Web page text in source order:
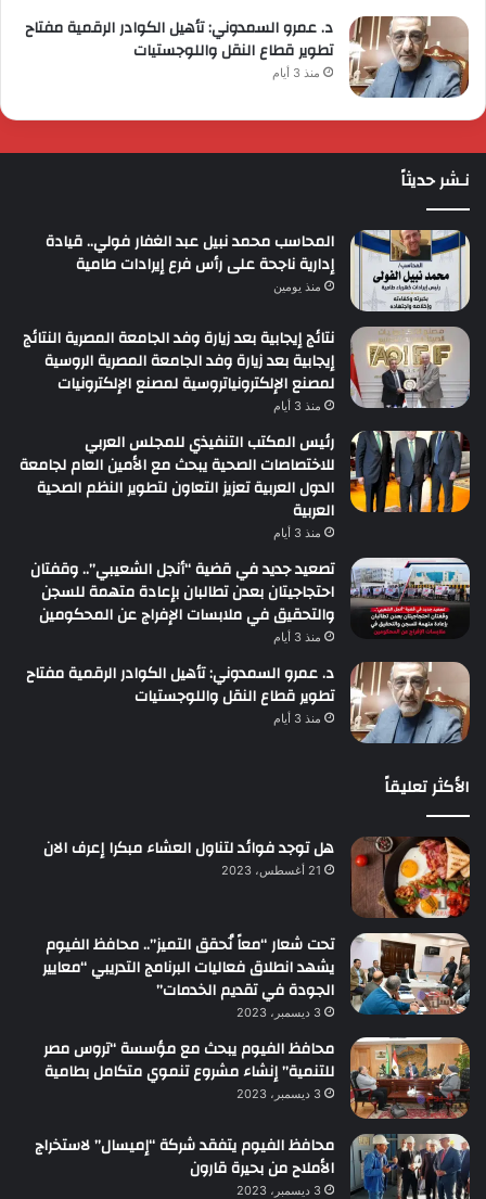
د. عمرو السمدوني: تأهيل الكوادر الرقمية مفتاح
تطوير قطاع النقل واللوجستيات
منذ 3 أيام
نـشر حديثاً
المحاسب محمد نبيل عبد الغفار فولي.. قيادة
إدارية ناجحة على رأس فرع إيرادات طامية
منذ يومين
نتائج إيجابية بعد زيارة وفد الجامعة المصرية النتائج
إيجابية بعد زيارة وفد الجامعة المصرية الروسية
لمصنع الإلكترونياتروسية لمصنع الإلكترونيات
منذ 3 أيام
رئيس المكتب التنفيذي للمجلس العربي
للاختصاصات الصحية يبحث مع الأمين العام لجامعة
الدول العربية تعزيز التعاون لتطوير النظم الصحية
العربية
منذ 3 أيام
تصعيد جديد في قضية “أنجل الشعيبي”.. وقفتان
احتجاجيتان بعدن تطالبان بإعادة متهمة للسجن
والتحقيق في ملابسات الإفراج عن المحكومين
منذ 3 أيام
د. عمرو السمدوني: تأهيل الكوادر الرقمية مفتاح
تطوير قطاع النقل واللوجستيات
منذ 3 أيام
الأكثر تعليقاً
هل توجد فوائد لتناول العشاء مبكرا إعرف الان
21 أغسطس، 2023
تحت شعار “معاً نُحقق التميز”.. محافظ الفيوم
يشهد انطلاق فعاليات البرنامج التدريبي “معايير
الجودة في تقديم الخدمات”
3 ديسمبر، 2023
محافظ الفيوم يبحث مع مؤسسة “تروس مصر
للتنمية” إنشاء مشروع تنموي متكامل بطامية
3 ديسمبر، 2023
محافظ الفيوم يتفقد شركة “إميسال” لاستخراج
الأملاح من بحيرة قارون
3 ديسمبر، 2023